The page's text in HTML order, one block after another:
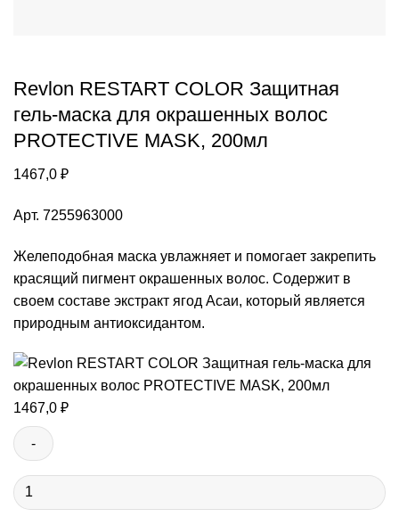
Revlon RESTART COLOR Защитная
гель-маска для окрашенных волос
PROTECTIVE MASK, 200мл
1467,0 ₽
Арт. 7255963000
Желеподобная маска увлажняет и помогает закрепить
красящий пигмент окрашенных волос. Содержит в
своем составе экстракт ягод Асаи, который является
природным антиоксидантом.
1467,0 ₽
Количество
товара